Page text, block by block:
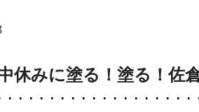
休みに塗る！塗る！佐